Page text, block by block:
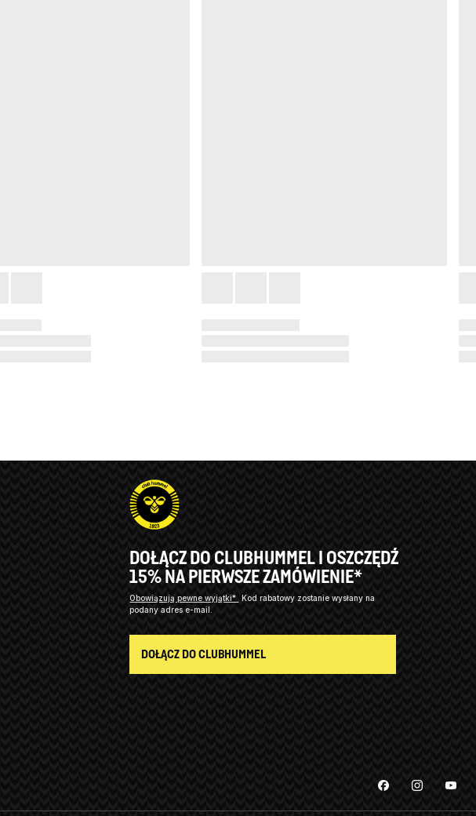
DOŁĄCZ DO CLUBHUMMEL I OSZCZĘDŹ
15% NA PIERWSZE ZAMÓWIENIE*
Obowiązują pewne wyjątki* Kod rabatowy zostanie wysłany na
podany adres e-mail.
DOŁĄCZ DO CLUBHUMMEL